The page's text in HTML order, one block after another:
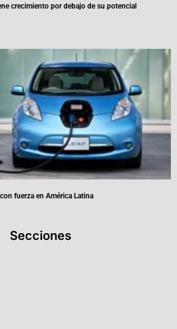
crecimiento por debajo de su potencial
fuerza en América Latina
Secciones